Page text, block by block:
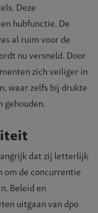
Deze
hubfunctie. De
al ruim voor de
nu versneld. Door
zich veiliger in
waar zelfs bij drukte
gehouden.
dat zij letterlijk
om de concurrentie
Beleid en
uitgaan van dpo